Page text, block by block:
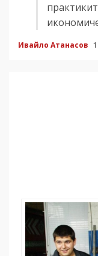
Ивайло Атанасов